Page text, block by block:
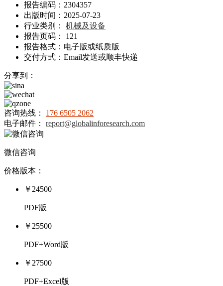
报告编码：2304357
出版时间：2025-07-23
行业类别： 机械及设备
报告页码： 121
报告格式：电子版或纸质版
交付方式：Email发送或顺丰快递
分享到：
咨询热线： 176 6505 2062
电子邮件： report@globalinforesearch.com
微信咨询
价格版本：
￥24500
PDF版
￥25500
PDF+Word版
￥27500
PDF+Excel版